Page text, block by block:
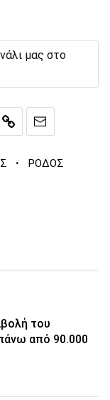
μας στο
· ΡΟΔΟΣ
του
από 90.000